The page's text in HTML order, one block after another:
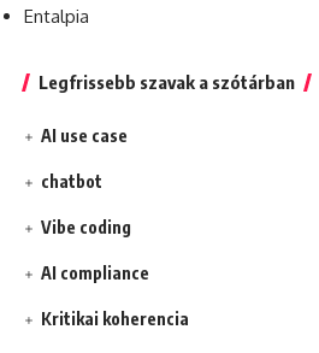
Entalpia
Legfrissebb szavak a szótárban
AI use case
chatbot
Vibe coding
AI compliance
Kritikai koherencia